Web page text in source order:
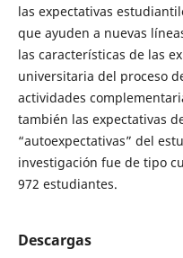
las expectativas
que ayuden a nuevas
las características de las
universitaria del proceso
actividades
también las expectativas
“autoexpectativas” del
investigación fue de tipo
972 estudiantes.
Descargas